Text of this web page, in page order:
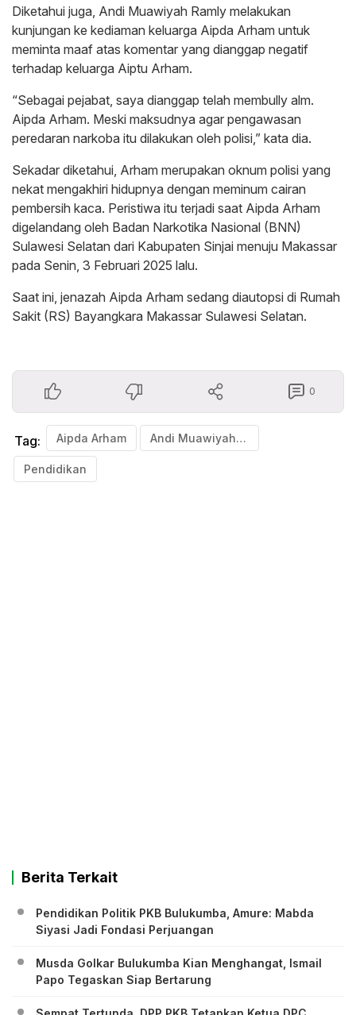
Diketahui juga, Andi Muawiyah Ramly melakukan
kunjungan ke kediaman keluarga Aipda Arham untuk
meminta maaf atas komentar yang dianggap negatif
terhadap keluarga Aiptu Arham.
“Sebagai pejabat, saya dianggap telah membully alm.
Aipda Arham. Meski maksudnya agar pengawasan
peredaran narkoba itu dilakukan oleh polisi,” kata dia.
Sekadar diketahui, Arham merupakan oknum polisi yang
nekat mengakhiri hidupnya dengan meminum cairan
pembersih kaca. Peristiwa itu terjadi saat Aipda Arham
digelandang oleh Badan Narkotika Nasional (BNN)
Sulawesi Selatan dari Kabupaten Sinjai menuju Makassar
pada Senin, 3 Februari 2025 lalu.
Saat ini, jenazah Aipda Arham sedang diautopsi di Rumah
Sakit (RS) Bayangkara Makassar Sulawesi Selatan.
0
Tag: Aipda Arham Andi Muawiyah Ramly
Pendidikan
Berita Terkait
Pendidikan Politik PKB Bulukumba, Amure: Mabda
Siyasi Jadi Fondasi Perjuangan
Musda Golkar Bulukumba Kian Menghangat, Ismail
Papo Tegaskan Siap Bertarung